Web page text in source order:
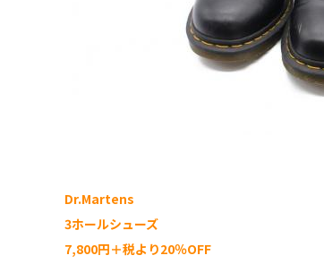
Dr.Martens
3ホールシューズ
7,800円＋税より20％OFF